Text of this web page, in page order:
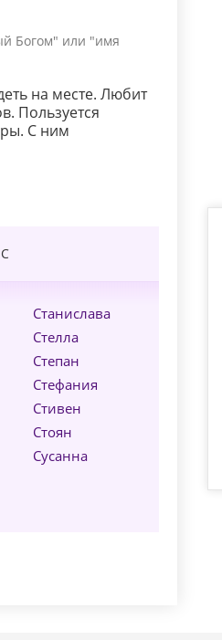
Богом" или "имя
на месте. Любит
Пользуется
С ним
С
Станислава
Стелла
Степан
Стефания
Стивен
Стоян
Сусанна